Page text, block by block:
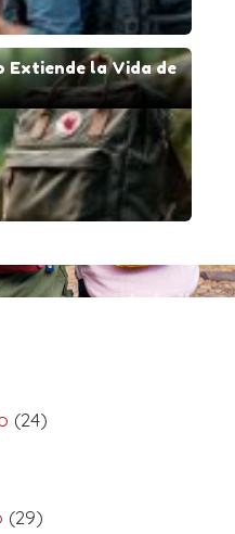
Extiende la Vida de
(24)
(29)